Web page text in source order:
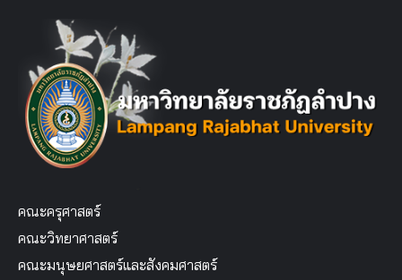
คณะครุศาสตร์
คณะวิทยาศาสตร์
คณะมนุษยศาสตร์และสังคมศาสตร์